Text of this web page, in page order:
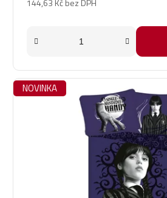
144,63 Kč bez DPH
NOVINKA